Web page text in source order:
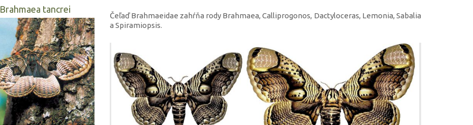
Brahmaea tancrei
Čeľaď Brahmaeidae zahŕňa rody Brahmaea, Calliprogonos, Dactyloceras, Lemonia, Sabalia
a Spiramiopsis.